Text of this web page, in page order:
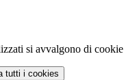
si avvalgono di
tutti i cookies